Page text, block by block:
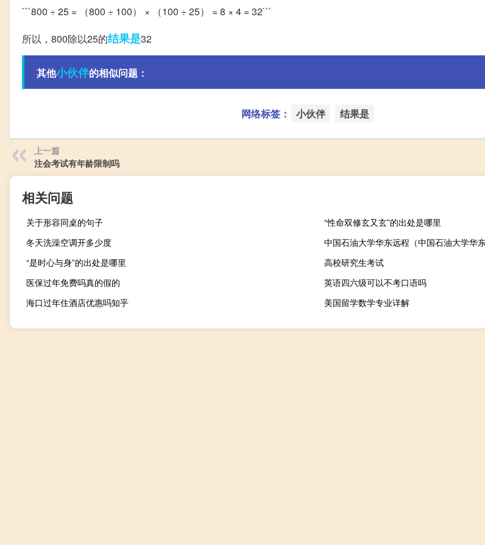
```800 ÷ 25 = （800 ÷ 100） × （100 ÷ 25） = 8 × 4 = 32```
所以，800除以25的结果是32
其他小伙伴的相似问题：
网络标签： 小伙伴 结果是
上一篇
注会考试有年龄限制吗
相关问题
关于形容同桌的句子
“性命双修玄又玄”的出处是哪里
冬天洗澡空调开多少度
中国石油大学华东远程（中国石油大学华
“是时心与身”的出处是哪里
高校研究生考试
医保过年免费吗真的假的
英语四六级可以不考口语吗
海口过年住酒店优惠吗知乎
美国留学数学专业详解